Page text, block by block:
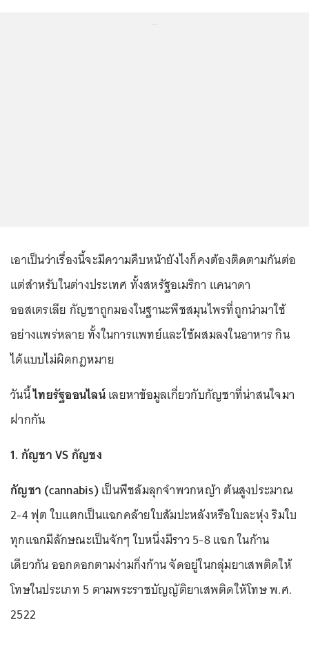
เอาเป็นว่าเรื่องนี้จะมีความคืบหน้ายังไงก็คงต้องติดตามกันต่อ
แต่สำหรับในต่างประเทศ ทั้งสหรัฐอเมริกา แคนาดา
ออสเตรเลีย กัญชาถูกมองในฐานะพืชสมุนไพรที่ถูกนำมาใช้
อย่างแพร่หลาย ทั้งในการแพทย์และใช้ผสมลงในอาหาร กิน
ได้แบบไม่ผิดกฎหมาย
วันนี้ไทยรัฐออนไลน์เลยหาข้อมูลเกี่ยวกับกัญชาที่น่าสนใจมา
ฝากกัน
1. กัญชา VS กัญชง
กัญชา (cannabis)เป็นพืชล้มลุกจำพวกหญ้า ต้นสูงประมาณ
2-4 ฟุต ใบแตกเป็นแฉกคล้ายใบสัมปะหลังหรือใบละหุ่ง ริมใบ
ทุกแฉกมีลักษณะเป็นจักๆ ใบหนึ่งมีราว 5-8 แฉก ในก้าน
เดียวกัน ออกดอกตามง่ามกิ่งก้าน จัดอยู่ในกลุ่มยาเสพติดให้
โทษในประเภท 5 ตามพระราชบัญญัติยาเสพติดให้โทษ พ.ศ.
2522